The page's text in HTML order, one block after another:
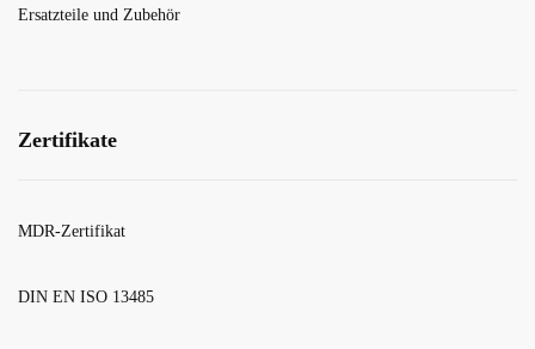
Ersatzteile und Zubehör
Zertifikate
MDR-Zertifikat
DIN EN ISO 13485